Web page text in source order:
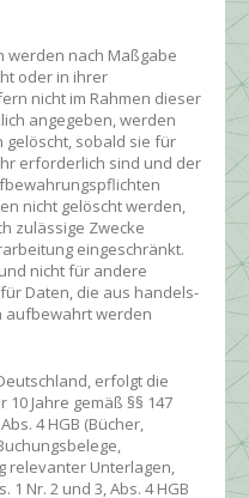
werden nach Maßgabe
oder in ihrer
nicht im Rahmen dieser
angegeben, werden
gelöscht, sobald sie für
erforderlich sind und der
nicht gelöscht werden,
zulässige Zwecke
eingeschränkt.
nicht für andere
Daten, die aus handels-
aufbewahrt werden
erfolgt die
Jahre gemäß §§ 147
4 HGB (Bücher,
relevanter Unterlagen,
1 Nr. 2 und 3, Abs. 4 HGB